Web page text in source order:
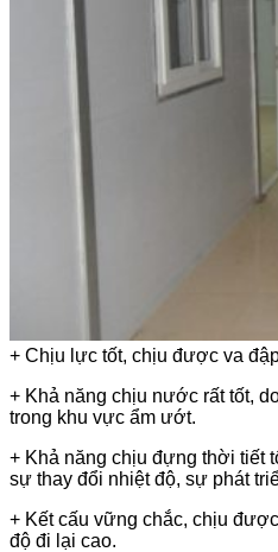
+ Chịu lực tốt, chịu được va
+ Khả năng chịu nước rất tốt,
trong khu vực ẩm ướt.
+ Khả năng chịu đựng thời tiết
sự thay đổi nhiệt độ, sự phát
+ Kết cấu vững chắc, chịu
độ đi lại cao.